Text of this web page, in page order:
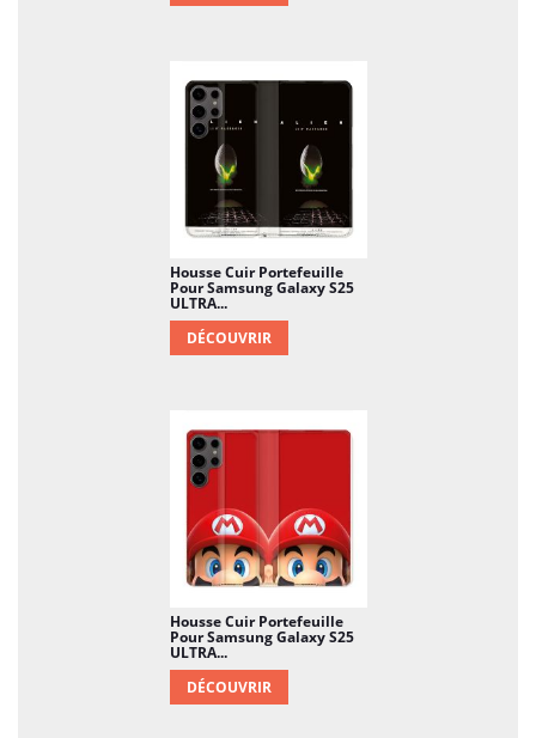
Housse Cuir Portefeuille
Pour Samsung Galaxy S25
ULTRA...
DÉCOUVRIR
Housse Cuir Portefeuille
Pour Samsung Galaxy S25
ULTRA...
DÉCOUVRIR